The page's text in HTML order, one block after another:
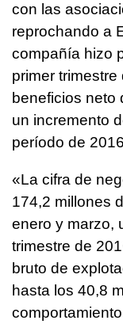
con las
reprochando a
compañía hizo
primer
beneficios neto
un incremento
período de
«La cifra de
174,2 millones
enero y marzo,
trimestre de
bruto de
hasta los 40,8